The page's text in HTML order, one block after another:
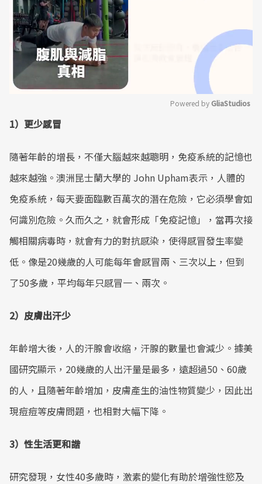
Powered by GliaStudios
1）更少感冒
隨著年齡的增長，不僅大腦越來越聰明，免疫系統的記憶也
越來越強。澳洲昆士蘭大學的 John Upham表示，人體的
免疫系統，每天要面臨數百萬次的潛在危險，它必須學會如
何識別危險。久而久之，就會形成「免疫記憶」，當再次接
觸相關病毒時，就會有力的對抗感染，使得感冒發生率變
低。像是20幾歲的人可能每年會感冒兩、三次以上，但到
了50多歲，平均每年只感冒一、兩次。
2）皮膚出汗少
年齡增大後，人的汗腺會收縮，汗腺的數量也會減少。據美
國研究顯示，20幾歲的人出汗量是最多，遠超過50、60歲
的人，且隨著年齡增加，皮膚產生的油性物質變少，因此出
現痘痘等皮膚問題，也相對大幅下降。
3）性生活更和諧
研究發現，女性40多歲時，激素的變化有助於增強性慾及